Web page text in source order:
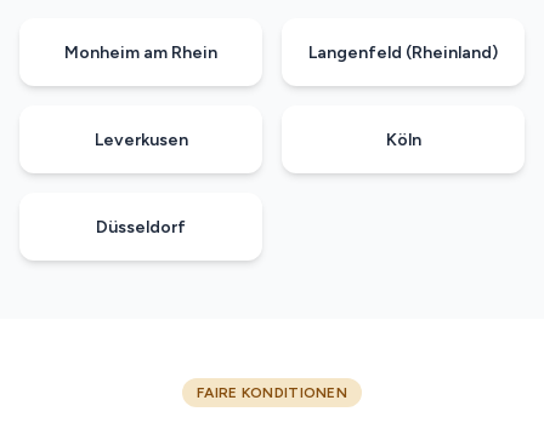
Monheim am Rhein Langenfeld (Rheinland)
Leverkusen Köln
Düsseldorf
FAIRE KONDITIONEN